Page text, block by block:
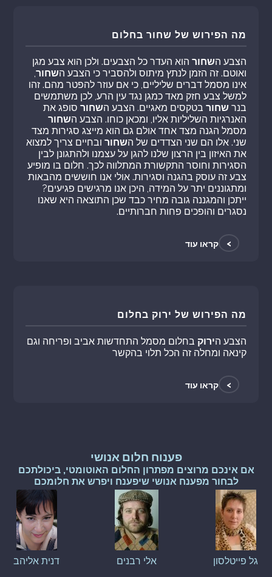
מה הפירוש של שחור בחלום
הצבע השחור הוא העדר כל הצבעים. ולכן הוא צבע מגן
ואוטם. זה הזמן לנתץ מיתוס ולהסביר כי הצבע השחור,
אינו מסמל דברים שליליים, כי אם עוזר להפטר מהם. זהו
למשל צבע חזק מאד כמגן נגד עין הרע, לכן משתמשים
בנרשחור בטקסים מאגיים. הצבע השחור סופג את
האנרגיות השליליות אליו, ומכאן כוחו. הצבע השחור
מסמל הגנה מצד אחד אולם גם הוא מייצג סגירות מצד
שני. אלו הם שני הצדדים של השחור ובחיים צריך למצוא
את האיזון בין הרצון שלנו להגן על עצמנו ולהתגונן לבין
הסגירות וחוסר התקשורת המתלווה לכך. חלום בו מופיע
צבע זה עוסק בהגנה וסגירות. אולי אנו חוששים מהבאות
ומתגוננים יתר על המידה, היכן אנו מרגישים פגיעים?
ייתכן והמגננה גובה מחיר כבד שכן התוצאה היא שאנו
נסגרים והופכים פחות חברותיים.
> קראו עוד
מה הפירוש של ירוק בחלום
הצבע הירוק בחלום מסמל התחדשות אביב ופריחה וגם
קינאה ומחלה זה הכל תלוי בהקשר
> קראו עוד
פענוח חלום אנושי
אם אינכם מרוצים מפתרון החלום האוטומטי, ביכולתכם
לבחור מפענח אנושי שיפענח ויפרש את חלומכם
גל פייטלסון אלי רבנים דנית אליהב